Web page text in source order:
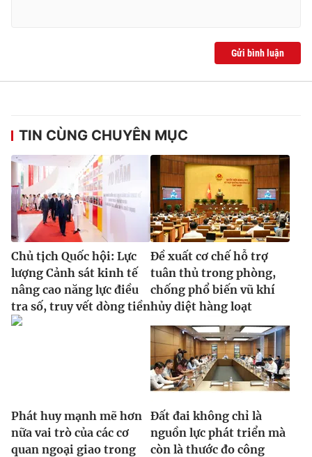
Gửi bình luận
TIN CÙNG CHUYÊN MỤC
Chủ tịch Quốc hội: Lực
lượng Cảnh sát kinh tế
nâng cao năng lực điều
tra số, truy vết dòng tiền
Đề xuất cơ chế hỗ trợ
tuân thủ trong phòng,
chống phổ biến vũ khí
hủy diệt hàng loạt
Phát huy mạnh mẽ hơn
nữa vai trò của các cơ
quan ngoại giao trong
Đất đai không chỉ là
nguồn lực phát triển mà
còn là thước đo công